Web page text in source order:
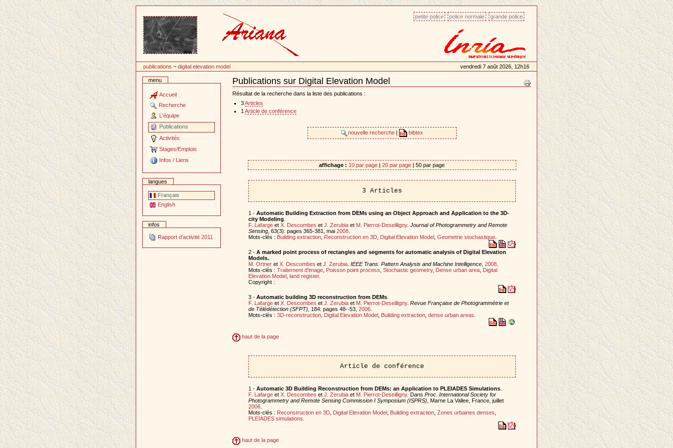
contenu
petite police police normale grande police
publications ~digital elevation model vendredi 7 août 2026, 12h16
menu
Accueil
Recherche
L'équipe
Publications
Activités
Stages/Emplois
Infos / Liens
langues
Français
English
infos
Rapport d'activité 2011
Publications sur Digital Elevation Model
Document
Actions
Résultat de la recherche dans la liste des publications :
3Articles
1 Article de conférence
nouvelle recherche bibtex
affichage : 10 par page | 20 par page | 50 par page
3 Articles
1 - Automatic Building Extraction from DEMs using an Object Approach and Application to the 3D-
city Modeling
F. Lafargeet X. Descombes et J. Zerubiaet M. Pierrot-Deseilligny. Journal of Photogrammetry and Remote
Sensing, 63(3): pages 365-381, mai 2008.
Mots-clés : Building extraction, Reconstruction en 3D, Digital Elevation Model, Geometrie stochastique.
2 - A marked point process of rectangles and segments for automatic analysis of Digital Elevation
Models..
M. Ortneret X. Descombes et J. Zerubia. IEEE Trans. Pattern Analysis and Machine Intelligence, 2008.
Mots-clés : Traitement d'image, Poisson point process Stochastic geometry, Dense urban area, Digital
Elevation Model, land register.
Copyright :
3 - Automatic building 3D reconstruction from DEMs.
F. Lafargeet X. Descombes et J. Zerubiaet M. Pierrot-Deseilligny. Revue Française de Photogrammétrie et
de Télédétection (SFPT) , 184: pages 48--53, 2006.
Mots-clés : 3D-reconstruction, Digital Elevation Model, Building extraction, dense urban areas
haut de la page
Article de conférence
1 - Automatic 3D Building Reconstruction from DEMs: an Application to PLEIADES Simulations.
F. Lafargeet X. Descombes et J. Zerubiaet M. Pierrot-Deseilligny. Dans Proc. International Society for
Photogrammetry and Remote Sensing Commission I Symposium (ISPRS) , Marne La Vallee, France, juillet
2006.
Mots-clés : Reconstruction en 3D, Digital Elevation Model, Building extraction, Zones urbaines denses
PLEIADES simulations
haut de la page